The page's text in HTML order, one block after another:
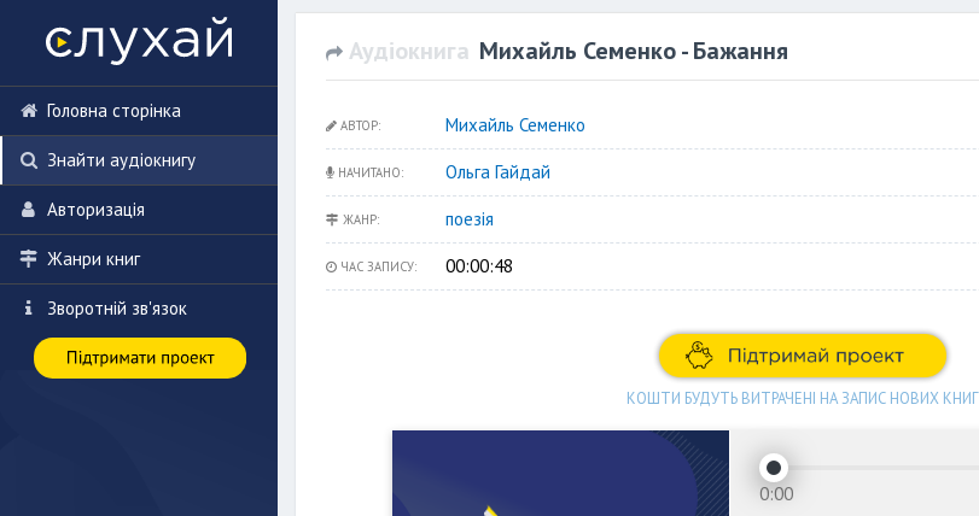
Головна сторінка
Знайти аудіокнигу
Авторизація
Жанри книг
Зворотній зв'язок
Аудіокнига Михайль Семенко - Бажання
АВТОР: Михайль Семенко
НАЧИТАНО: Ольга Гайдай
ЖАНР: поезія
ЧАС ЗАПИСУ: 00:00:48
КОШТИ БУДУТЬ ВИТРАЧЕНІ НА ЗАПИС НОВИХ КНИГ
0:00